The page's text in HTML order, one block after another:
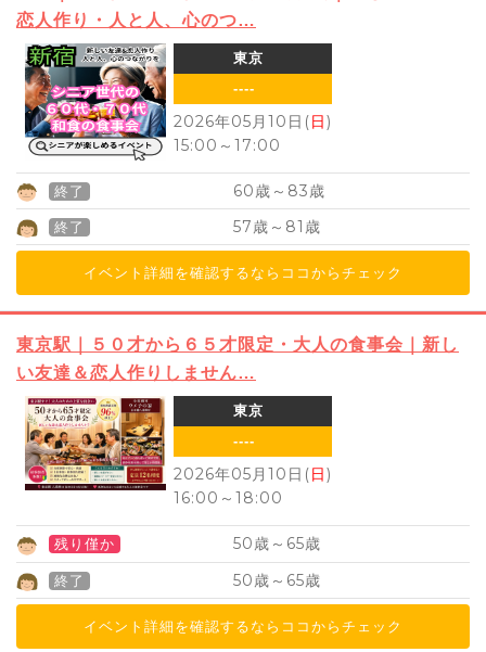
恋人作り・人と人、心のつ…
東京
----
2026年05月10日(日)
15:00 ～ 17:00
終了 60歳～ 83歳
終了 57歳～ 81 歳
イベント詳細を確認するならココからチェック
東京駅｜５０才から６５才限定・大人の食事会｜新し
い友達＆恋人作りしません…
東京
----
2026年05月10日(日)
16:00 ～ 18:00
残り僅か 50歳～ 65歳
終了 50歳～ 65歳
イベント詳細を確認するならココからチェック